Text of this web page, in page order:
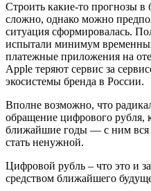
Строить какие-то прогнозы
сложно, однако можно
ситуация сформировалась.
испытали минимум
платежные приложения на
Apple теряют сервис за
экосистемы бренда в России.
Вполне возможно, что
обращение цифрового рубля,
ближайшие годы — с ним вся
стать ненужной.
Цифровой рубль – что это и
средством ближайшего